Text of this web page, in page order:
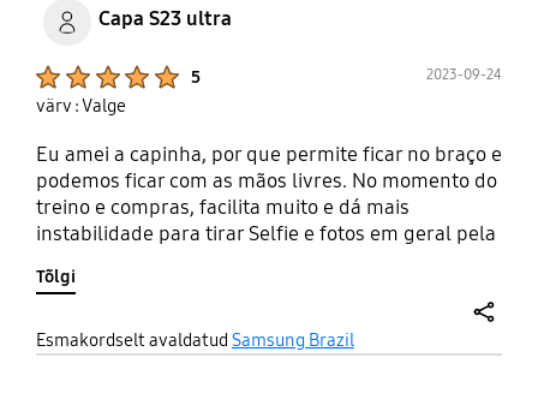
Capa S23 ultra
5 2023-09-24
värv : Valge
Eu amei a capinha, por que permite ficar no braço e
podemos ficar com as mãos livres. No momento do
treino e compras, facilita muito e dá mais
instabilidade para tirar Selfie e fotos em geral pela
branca que envolve a cinta é frágil e quebrou na
parte de baixo. E outra coisa muito ruim é o fato da
Samsung não manter os acessórios, não consigo
Tõlgi
Esmakordselt avaldatud Samsung Brazil